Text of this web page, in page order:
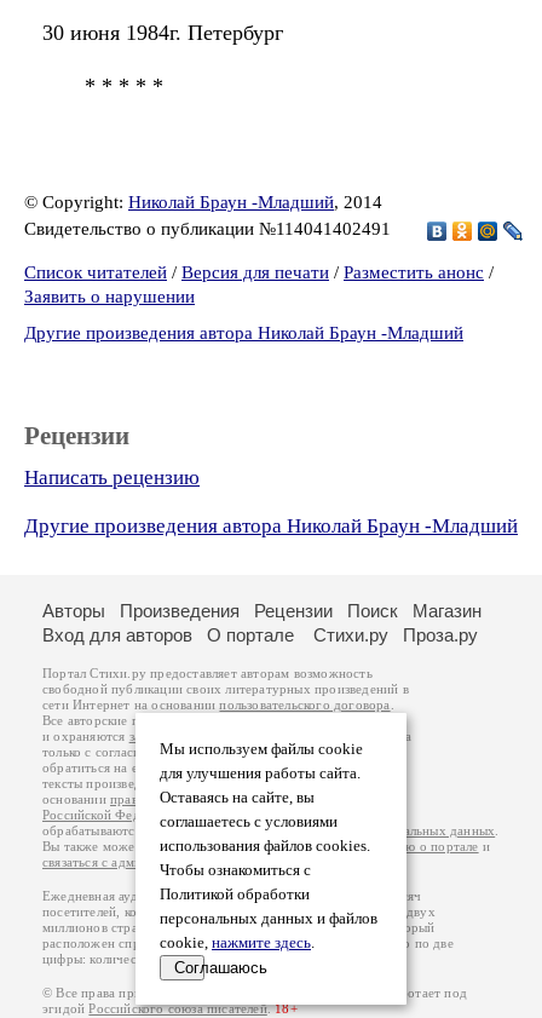
30 июня 1984г. Петербург
* * * * *
© Copyright: Николай Браун -Младший, 2014
Свидетельство о публикации №114041402491
Список читателей / Версия для печати / Разместить анонс /
Заявить о нарушении
Другие произведения автора Николай Браун -Младший
Рецензии
Написать рецензию
Другие произведения автора Николай Браун -Младший
Мы используем файлы cookie
для улучшения работы сайта.
Оставаясь на сайте, вы
соглашаетесь с условиями
использования файлов cookies.
Чтобы ознакомиться с
Политикой обработки
персональных данных и файлов
cookie, нажмите здесь.
Соглашаюсь
Авторы Произведения Рецензии Поиск
Магазин
Вход для авторов
О портале Стихи.ру Проза.ру
Портал Стихи.ру предоставляет авторам возможность
свободной публикации своих литературных произведений в
сети Интернет на основаниипользовательского договора
Все авторские права на произведения принадлежат авторам
и охраняются законом
. Перепечатка произведений возможна
только с согласия его автора, к которому вы можете
обратиться на его авторской странице. Ответственность за
тексты произведений авторы несут самостоятельно на
основанииправил публикацииизаконодательства
Российской Федерации
обрабатываются на основанииПолитики обработки персональных данных
Вы также можете посмотреть более подробнуюинформацию о портале и
связаться с администрацией
Ежедневная аудитория портала Стихи.ру – порядка 200 тысяч
посетителей, которые в общей сумме просматривают более двух
миллионов страниц по данным счетчика посещаемости, который
расположен справа от этого текста. В каждой графе указано по две
цифры: количество просмотров и количество посетителей.
© Все права принадлежат авторам, 2000-2026. Портал работает под
эгидойРоссийского союза писателей.18+